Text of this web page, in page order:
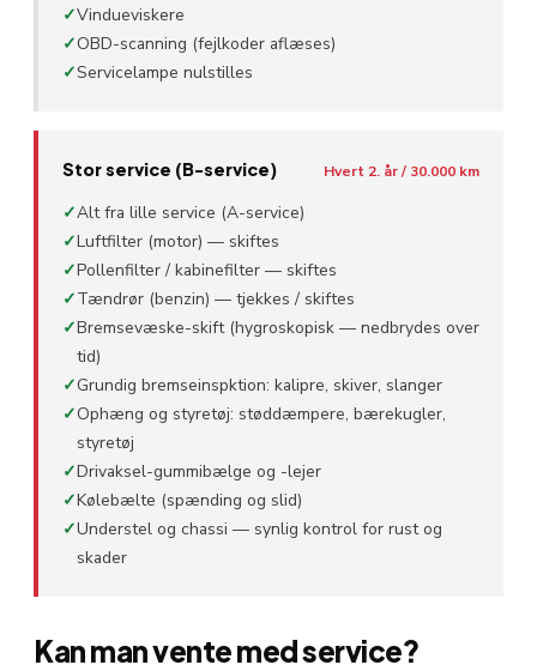
✓Vindueviskere
✓OBD-scanning (fejlkoder aflæses)
✓Servicelampe nulstilles
Stor service (B-service) Hvert 2. år / 30.000 km
✓Alt fra lille service (A-service)
✓Luftfilter (motor) — skiftes
✓Pollenfilter / kabinefilter — skiftes
✓Tændrør (benzin) — tjekkes / skiftes
✓Bremsevæske-skift (hygroskopisk — nedbrydes over
tid)
✓Grundig bremseinspktion: kalipre, skiver, slanger
✓Ophæng og styretøj: støddæmpere, bærekugler,
styretøj
✓Drivaksel-gummibælge og -lejer
✓Kølebælte (spænding og slid)
✓Understel og chassi — synlig kontrol for rust og
skader
Kan man vente med service?